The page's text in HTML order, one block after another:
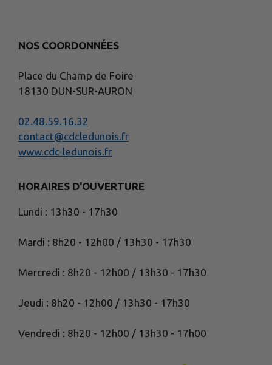
NOS COORDONNÉES
Place du Champ de Foire
18130 DUN-SUR-AURON
02.48.59.16.32
contact@cdcledunois.fr
www.cdc-ledunois.fr
HORAIRES D'OUVERTURE
Lundi : 13h30 - 17h30
Mardi : 8h20 - 12h00 / 13h30 - 17h30
Mercredi : 8h20 - 12h00 / 13h30 - 17h30
Jeudi : 8h20 - 12h00 / 13h30 - 17h30
Vendredi : 8h20 - 12h00 / 13h30 - 17h00